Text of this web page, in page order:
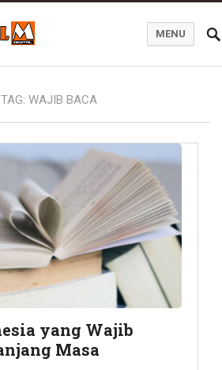
MENU
WAJIB BACA
yang Wajib
Masa